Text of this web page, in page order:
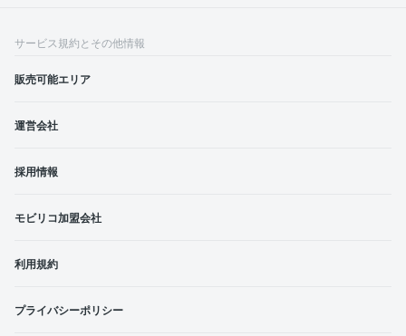
サービス規約とその他情報
販売可能エリア
運営会社
採用情報
モビリコ加盟会社
利用規約
プライバシーポリシー